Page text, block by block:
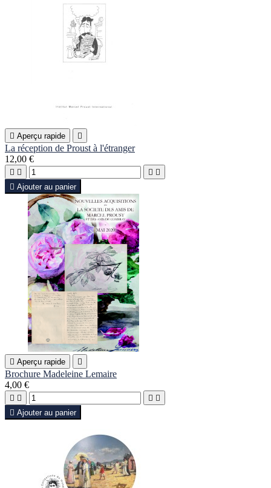
 Aperçu rapide 
La réception de Proust à l'étranger
12,00 €
   
 Ajouter au panier
 Aperçu rapide 
Brochure Madeleine Lemaire
4,00 €
   
 Ajouter au panier